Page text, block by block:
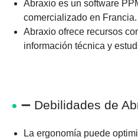
Abraxio es un software
comercializado en Francia.
Abraxio ofrece recursos
información técnica y
➖ Debilidades de
La ergonomía puede